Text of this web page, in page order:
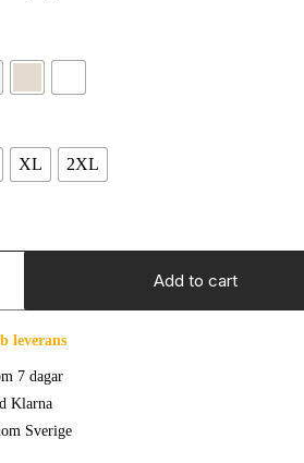
XL
2XL
Add to cart
leverans
7 dagar
Klarna
Sverige